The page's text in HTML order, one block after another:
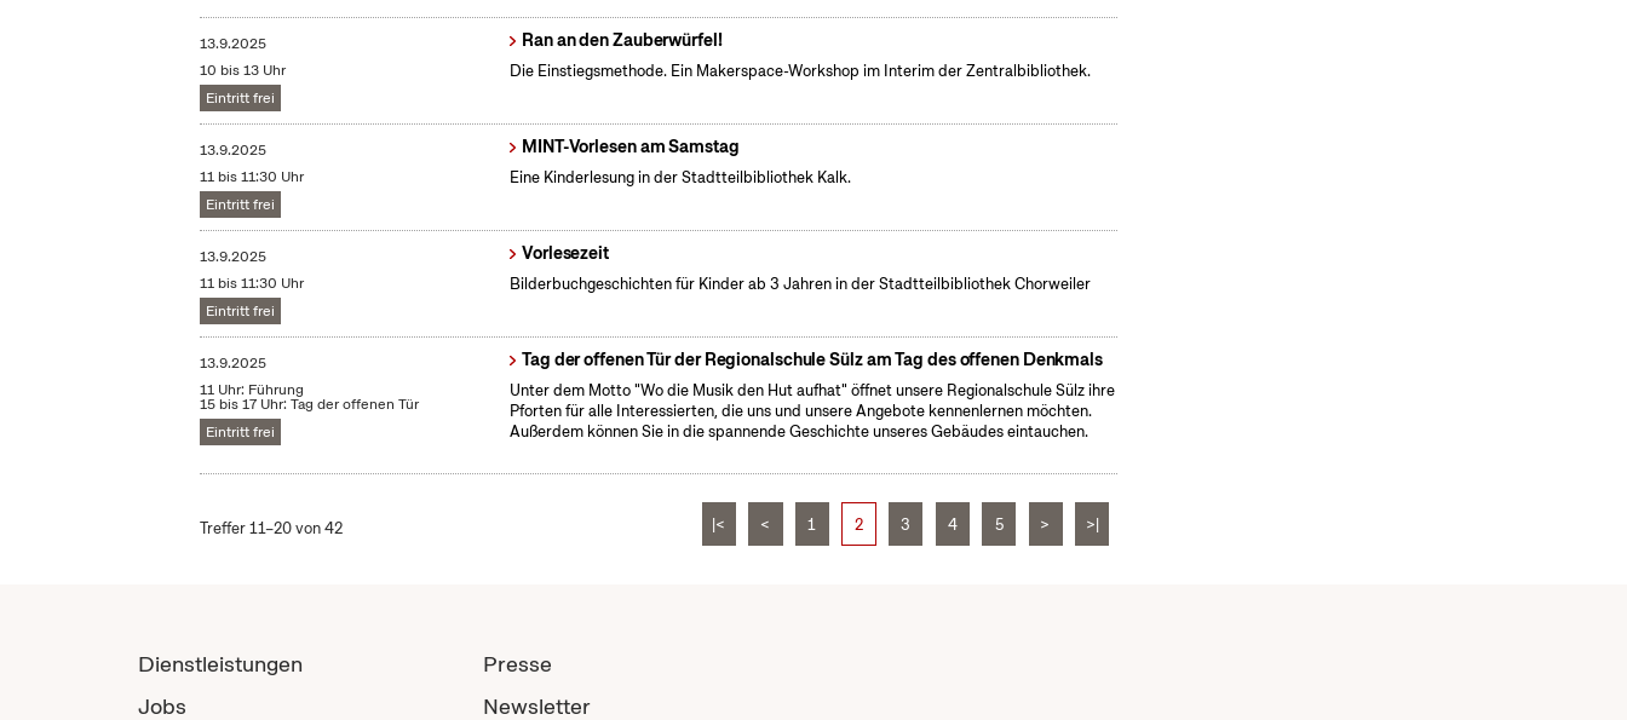
13.9.2025
10 bis 13 Uhr
Eintritt frei
Ran an den Zauberwürfel!
Die Einstiegsmethode. Ein Makerspace-Workshop im Interim der Zentralbibliothek.
13.9.2025
11 bis 11:30 Uhr
Eintritt frei
MINT-Vorlesen am Samstag
Eine Kinderlesung in der Stadtteilbibliothek Kalk.
13.9.2025
11 bis 11:30 Uhr
Eintritt frei
Vorlesezeit
Bilderbuchgeschichten für Kinder ab 3 Jahren in der Stadtteilbibliothek Chorweiler
13.9.2025
11 Uhr: Führung
15 bis 17 Uhr: Tag der offenen Tür
Eintritt frei
Tag der offenen Tür der Regionalschule Sülz am Tag des offenen Denkmals
Unter dem Motto "Wo die Musik den Hut aufhat" öffnet unsere Regionalschule Sülz ihre
Pforten für alle Interessierten, die uns und unsere Angebote kennenlernen möchten.
Außerdem können Sie in die spannende Geschichte unseres Gebäudes eintauchen.
Treffer 11–20 von 42 |< < 1 2 3 4 5 > >|
Dienstleistungen
Jobs
Presse
Newsletter